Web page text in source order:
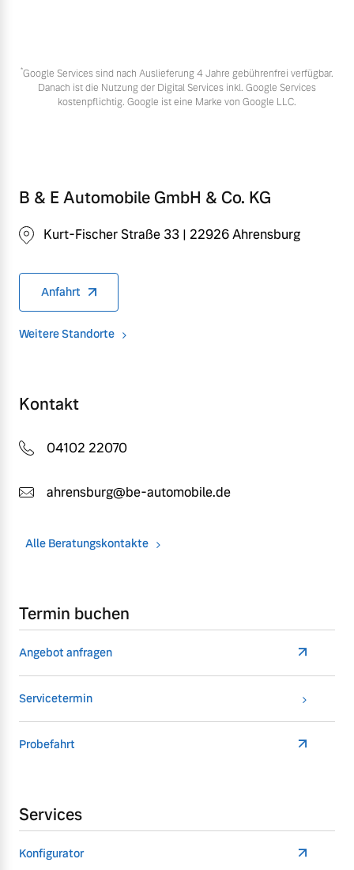
*Google Services sind nach Auslieferung 4 Jahre gebührenfrei verfügbar.
Danach ist die Nutzung der Digital Services inkl. Google Services
kostenpflichtig. Google ist eine Marke von Google LLC.
B & E Automobile GmbH & Co. KG
Kurt-Fischer Straße 33 | 22926 Ahrensburg
Anfahrt
Weitere Standorte
Kontakt
04102 22070
ahrensburg@be-automobile.de
Alle Beratungskontakte
Termin buchen
Angebot anfragen
Servicetermin
Probefahrt
Services
Konfigurator